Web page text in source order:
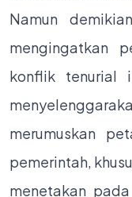
Namun
mengingatkan
konflik tenurial
merumuskan
pemerintah,
menetakan